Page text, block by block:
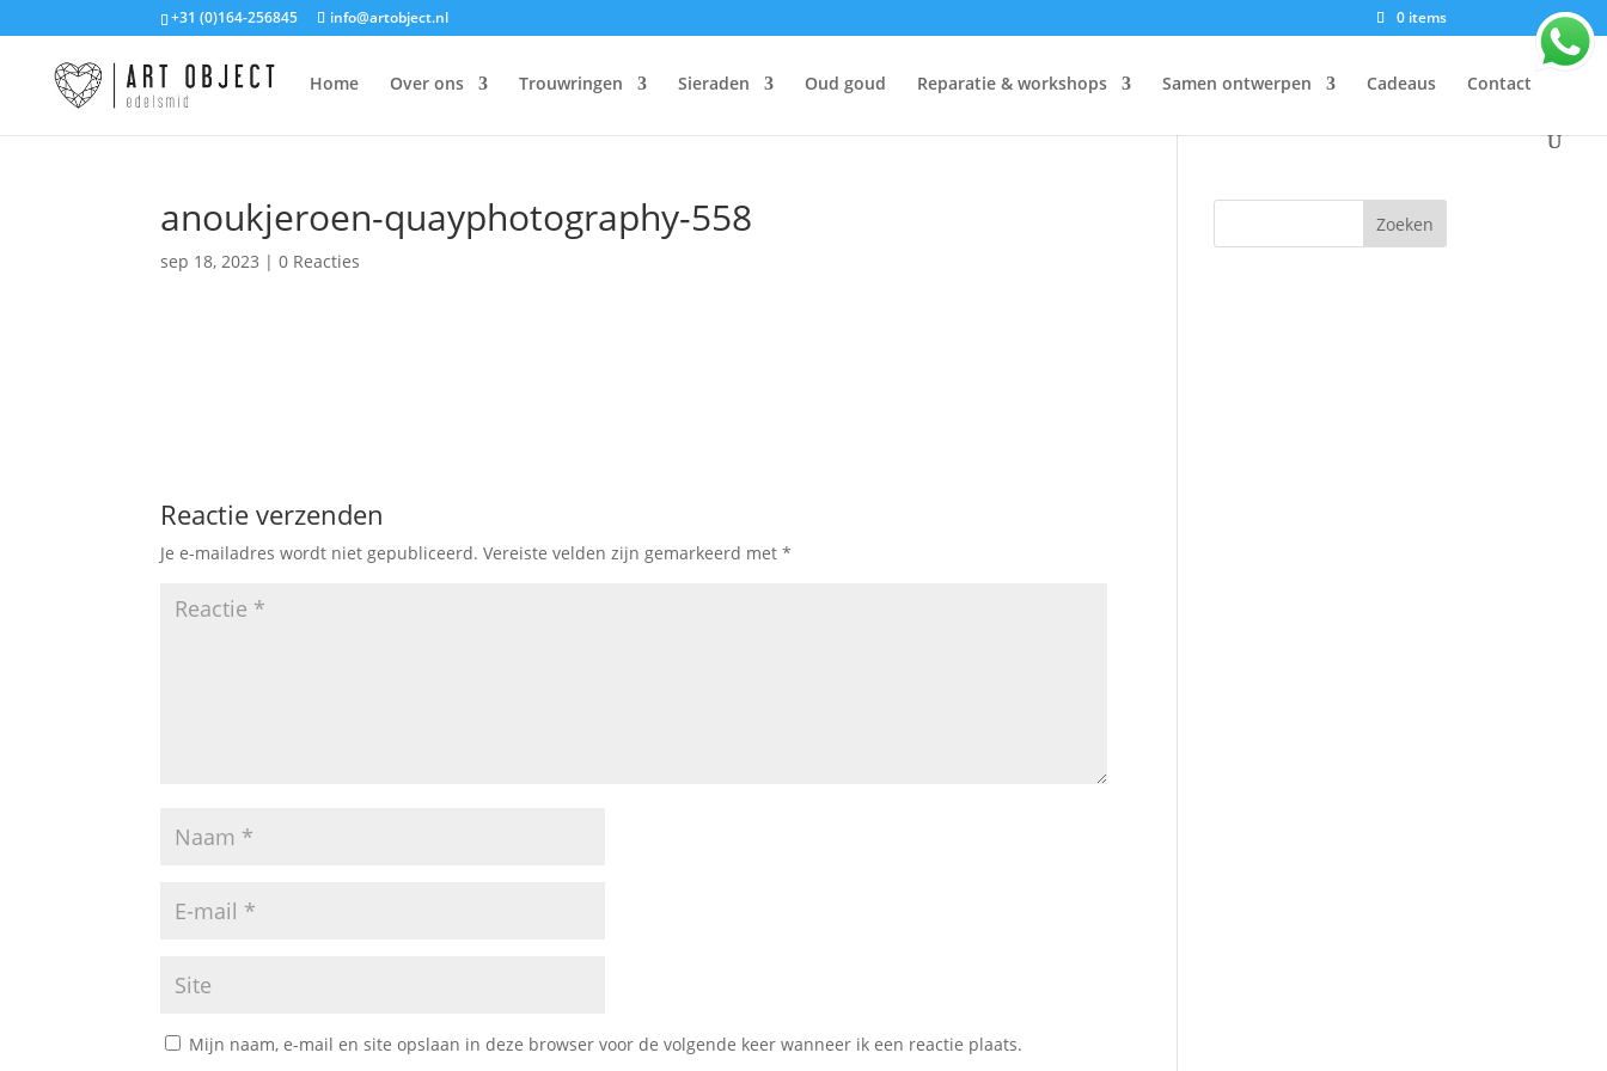
+31 (0)164-256845 info@artobject.nl 0 items
Home Over ons Trouwringen Sieraden Oud goud Reparatie & workshops Samen ontwerpen Cadeaus Contact
anoukjeroen-quayphotography-558
sep 18, 2023 |0 Reacties
Reactie verzenden
Je e-mailadres wordt niet gepubliceerd. Vereiste velden zijn gemarkeerd met*
Mijn naam, e-mail en site opslaan in deze browser voor de volgende keer wanneer ik een reactie plaats.